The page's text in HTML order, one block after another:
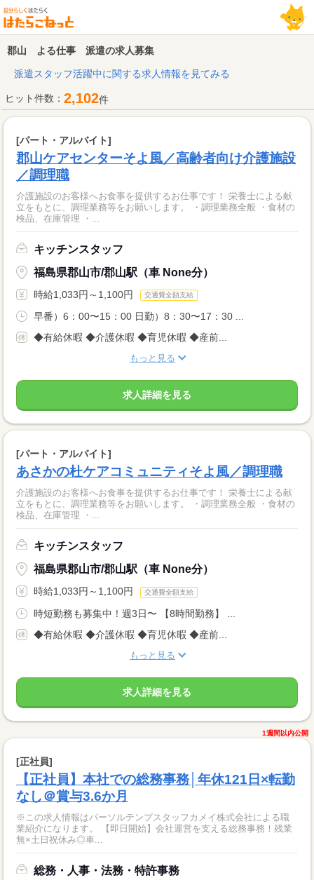
郡山 よる仕事 派遣の求人募集
派遣スタッフ活躍中に関する求人情報を見てみる
ヒット件数： 2,102件
[パート・アルバイト]
郡山ケアセンターそよ風／高齢者向け介護施設
／調理職
介護施設のお客様へお食事を提供するお仕事です！ 栄養士による献
立をもとに、調理業務等をお願いします。 ・調理業務全般 ・食材の
検品、在庫管理 ・...
キッチンスタッフ
福島県郡山市/郡山駅（車 None分）
時給1,033円～1,100円 交通費全額支給
早番）6：00〜15：00 日勤）8：30〜17：30 ...
◆有給休暇 ◆介護休暇 ◆育児休暇 ◆産前...
もっと見る
求人詳細を見る
[パート・アルバイト]
あさかの杜ケアコミュニティそよ風／調理職
介護施設のお客様へお食事を提供するお仕事です！ 栄養士による献
立をもとに、調理業務等をお願いします。 ・調理業務全般 ・食材の
検品、在庫管理 ・...
キッチンスタッフ
福島県郡山市/郡山駅（車 None分）
時給1,033円～1,100円 交通費全額支給
時短勤務も募集中！週3日〜 【8時間勤務】 ...
◆有給休暇 ◆介護休暇 ◆育児休暇 ◆産前...
もっと見る
求人詳細を見る
1週間以内公開
[正社員]
【正社員】本社での総務事務│年休121日×転勤
なし＠賞与3.6か月
※この求人情報はパーソルテンプスタッフカメイ株式会社による職
業紹介になります。 【即日開始】会社運営を支える総務事務！残業
無×土日祝休み◎車...
総務・人事・法務・特許事務